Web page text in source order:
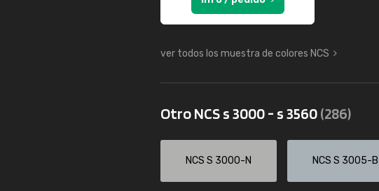
ver todos los muestra de colores NCS
Otro NCS s 3000 - s 3560(286)
NCS S 3000-N NCS S 3005-B